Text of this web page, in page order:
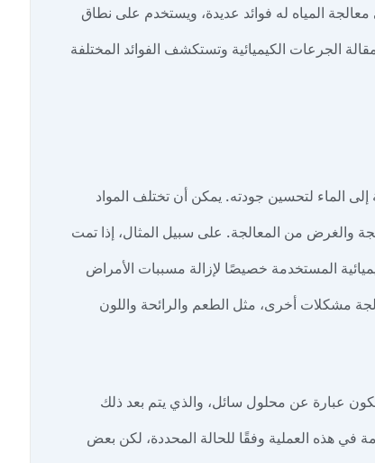
المياه له فوائد عديدة، ويستخدم على نطاق
الجرعات الكيميائية وتستكشف الفوائد المختلفة
إلى الماء لتحسين جودته. يمكن أن تختلف المواد
والغرض من المعالجة. على سبيل المثال، إذا تمت
المستخدمة خصيصًا لإزالة مسببات الأمراض
مشكلات أخرى، مثل الطعم والرائحة واللون
تكون عبارة عن محلول سائل، والذي يتم بعد ذلك
في هذه العملية وفقًا للحالة المحددة، لكن بعض